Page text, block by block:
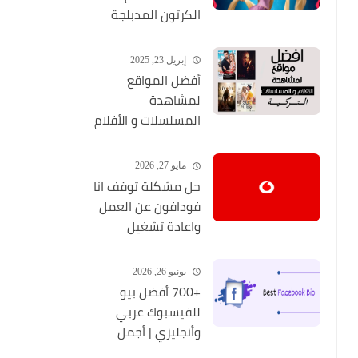
الكرتون المدبلجة
إبريل 23, 2025
أفضل المواقع
لمشاهدة
المسلسلات و الأفلام
وبجودة عالية
مايو 27, 2026
حل مشكلة توقف انا
فودافون عن العمل
واعادة تشغيل
يونيو 26, 2026
+700 أفضل بيو
للفيسبوك عربي
وأنجليزي | أجمل